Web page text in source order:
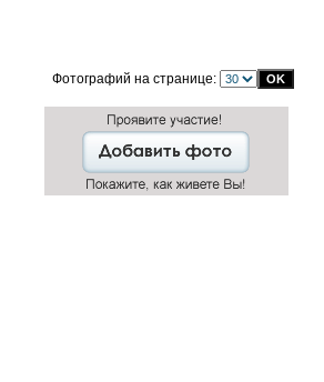
Фотографий на странице: